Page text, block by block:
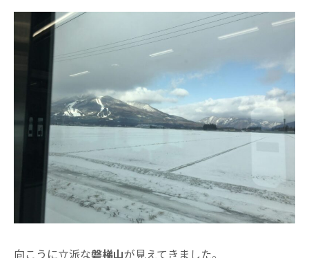
向こうに立派な磐梯山が見えてきました。